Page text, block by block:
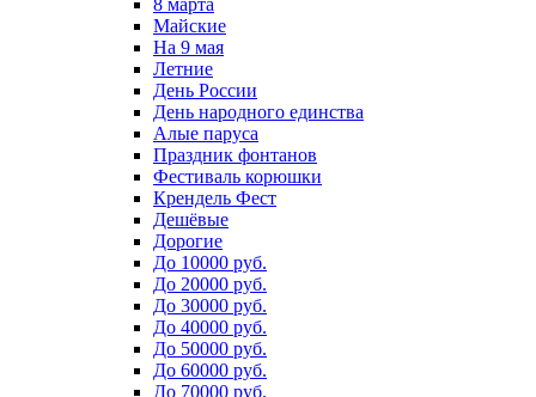
8 марта
Майские
На 9 мая
Летние
День России
День народного единства
Алые паруса
Праздник фонтанов
Фестиваль корюшки
Крендель Фест
Дешёвые
Дорогие
До 10000 руб.
До 20000 руб.
До 30000 руб.
До 40000 руб.
До 50000 руб.
До 60000 руб.
До 70000 руб.